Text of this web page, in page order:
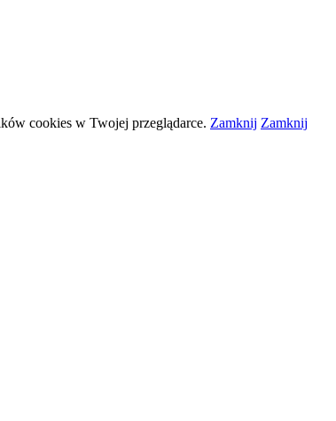
cookies w Twojej przeglądarce. Zamknij Zamknij